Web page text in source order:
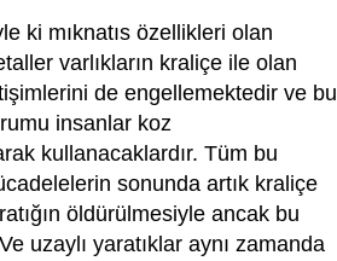
ki mıknatıs özellikleri olan
varlıkların kraliçe ile olan
de engellemektedir ve bu
insanlar koz
kullanacaklardır. Tüm bu
sonunda artık kraliçe
öldürülmesiyle ancak bu
Ve uzaylı yaratıklar aynı zamanda